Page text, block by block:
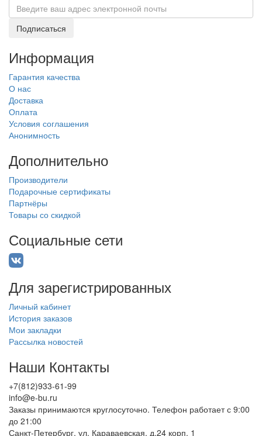
Подписаться
Информация
Гарантия качества
О нас
Доставка
Оплата
Условия соглашения
Анонимность
Дополнительно
Производители
Подарочные сертификаты
Партнёры
Товары со скидкой
Социальные сети
Для зарегистрированных
Личный кабинет
История заказов
Мои закладки
Рассылка новостей
Наши Контакты
+7(812)933-61-99
info@e-bu.ru
Заказы принимаются круглосуточно. Телефон работает с 9:00
до 21:00
Санкт-Петербург, ул. Караваевская, д.24 корп. 1